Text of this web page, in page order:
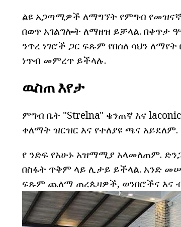
ልዩ አጋጣሚዎች ለማግኘት የምግብ የመዝናኛ
በወጥ አገልግሎት ለማዘዝ ይቻላል. በቀጥታ
ንጥረ ነገሮች ጋር ፍጹም የበሰለ ሳህን
ነጥብ መምረጥ ይችላሉ.
ዉስጠ እየታ
ምግብ ቤት "Strelna" ቄንጠኛ እና
ቀለማት ዝርዝር እና የተለያዩ ጫና አይደለም.
የ ንድፍ የአሁኑ አዝማሚያ አላመለጠም.
በስፋት ጥቅም ላይ ሊታይ ይችላል. አንድ
ፍጹም ጨለማ ጠረጴዛዎች, ወንበሮችና እና